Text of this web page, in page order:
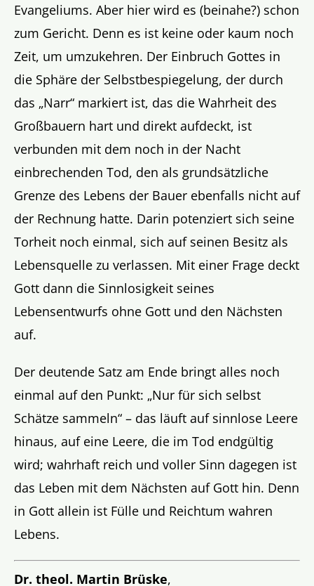
Evangeliums. Aber hier wird es (beinahe?) schon
zum Gericht. Denn es ist keine oder kaum noch
Zeit, um umzukehren. Der Einbruch Gottes in
die Sphäre der Selbstbespiegelung, der durch
das „Narr“ markiert ist, das die Wahrheit des
Großbauern hart und direkt aufdeckt, ist
verbunden mit dem noch in der Nacht
einbrechenden Tod, den als grundsätzliche
Grenze des Lebens der Bauer ebenfalls nicht auf
der Rechnung hatte. Darin potenziert sich seine
Torheit noch einmal, sich auf seinen Besitz als
Lebensquelle zu verlassen. Mit einer Frage deckt
Gott dann die Sinnlosigkeit seines
Lebensentwurfs ohne Gott und den Nächsten
auf.
Der deutende Satz am Ende bringt alles noch
einmal auf den Punkt: „Nur für sich selbst
Schätze sammeln“ – das läuft auf sinnlose Leere
hinaus, auf eine Leere, die im Tod endgültig
wird; wahrhaft reich und voller Sinn dagegen ist
das Leben mit dem Nächsten auf Gott hin. Denn
in Gott allein ist Fülle und Reichtum wahren
Lebens.
Dr. theol. Martin Brüske,